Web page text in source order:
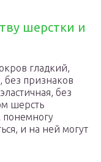
шерстки и
гладкий,
без признаков
без
шерсть
понемногу
и на ней могут